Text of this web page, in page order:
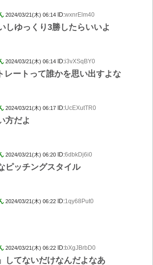
2024/03/21(木) 06:14 ID:wxnrElm40
しゆっくり3勝したらいいよ
2024/03/21(木) 06:14 ID:i3vXSqBY0
レートって誰かを思い出すよな
2024/03/21(木) 06:17 ID:UcEXutTR0
方だよ
2024/03/21(木) 06:20 ID:6dbkDj6i0
ピッチングスタイル
2024/03/21(木) 06:22 ID:1qy68Put0
2024/03/21(木) 06:22 ID:bXgJBrbD0
してないだけなんだよなあ